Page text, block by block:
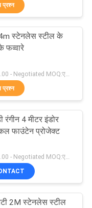
नोजल
24
प्रश्न
स्टेनलेस स्टील के
फव्वारे
प्रश्न
रंगीन 4 मीटर इंडोर
फाउंटेन प्रोजेक्ट
USD 1.00 - Negotiated MOQ:एक सेट
2M स्टेनलेस स्टील